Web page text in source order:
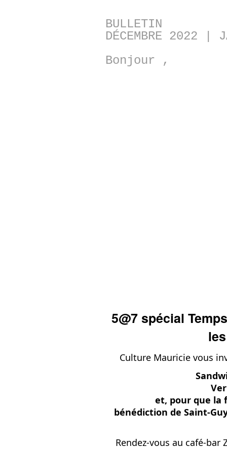
BULLETIN
DÉCEMBRE 2022 |
Bonjour ,
5@7 spécial
Culture Mauricie vous
et, pour que la
bénédiction de Saint-
Rendez-vous au café-